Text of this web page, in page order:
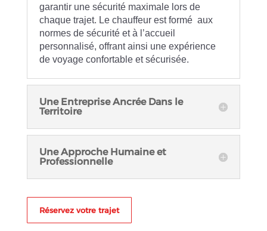
garantir une sécurité maximale lors de
chaque trajet. Le chauffeur est formé aux
normes de sécurité et à l’accueil
personnalisé, offrant ainsi une expérience
de voyage confortable et sécurisée.
Une Entreprise Ancrée Dans le
Territoire
Une Approche Humaine et
Professionnelle
Réservez votre trajet